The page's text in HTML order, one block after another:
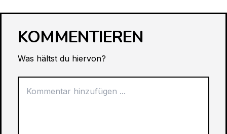
KOMMENTIEREN
Was hältst du hiervon?